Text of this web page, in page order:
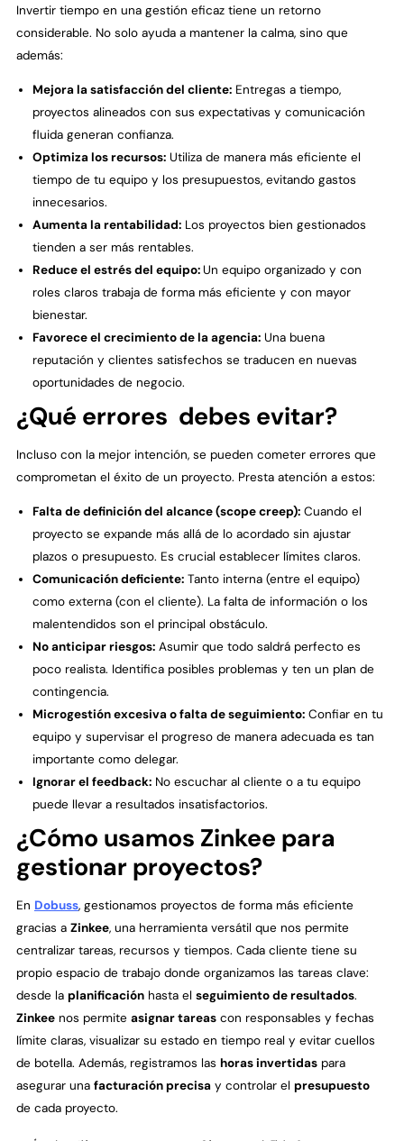
Invertir tiempo en una gestión eficaz tiene un retorno
considerable. No solo ayuda a mantener la calma, sino que
además:
Mejora la satisfacción del cliente: Entregas a tiempo,
proyectos alineados con sus expectativas y comunicación
fluida generan confianza.
Optimiza los recursos: Utiliza de manera más eficiente el
tiempo de tu equipo y los presupuestos, evitando gastos
innecesarios.
Aumenta la rentabilidad: Los proyectos bien gestionados
tienden a ser más rentables.
Reduce el estrés del equipo:Un equipo organizado y con
roles claros trabaja de forma más eficiente y con mayor
bienestar.
Favorece el crecimiento de la agencia: Una buena
reputación y clientes satisfechos se traducen en nuevas
oportunidades de negocio.
¿Qué errores debes evitar?
Incluso con la mejor intención, se pueden cometer errores que
comprometan el éxito de un proyecto. Presta atención a estos:
Falta de definición del alcance (scope creep): Cuando el
proyecto se expande más allá de lo acordado sin ajustar
plazos o presupuesto. Es crucial establecer límites claros.
Comunicación deficiente: Tanto interna (entre el equipo)
como externa (con el cliente). La falta de información o los
malentendidos son el principal obstáculo.
No anticipar riesgos: Asumir que todo saldrá perfecto es
poco realista. Identifica posibles problemas y ten un plan de
contingencia.
Microgestión excesiva o falta de seguimiento: Confiar en tu
equipo y supervisar el progreso de manera adecuada es tan
importante como delegar.
Ignorar el feedback: No escuchar al cliente o a tu equipo
puede llevar a resultados insatisfactorios.
¿Cómo usamos Zinkee para
gestionar proyectos?
En Dobuss, gestionamos proyectos de forma más eficiente
gracias a Zinkee, una herramienta versátil que nos permite
centralizar tareas, recursos y tiempos. Cada cliente tiene su
propio espacio de trabajo donde organizamos las tareas clave:
desde la planificación hasta el seguimiento de resultados.
Zinkee nos permite asignar tareas con responsables y fechas
límite claras, visualizar su estado en tiempo real y evitar cuellos
de botella. Además, registramos las horas invertidas para
asegurar una facturación precisa y controlar el presupuesto
de cada proyecto.